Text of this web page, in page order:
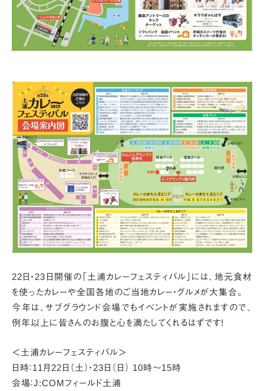
22日・23日開催の「土浦カレーフェスティバル」には、 地元食材
を使ったカレーや全国各地のご当地カレー・グルメが大集合。
今年は、サブグラウンド会場でもイベントが実施されますので、
例年以上に皆さんのお腹と心を満たしてくれるはずです!
＜土浦カレーフェスティバル＞
日時：11月22日（土）・23日（日） 10時～15時
会場：J:COMフィールド土浦